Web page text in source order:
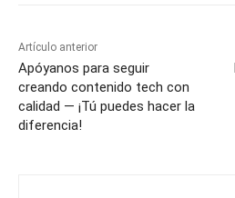
Artículo anterior
Apóyanos para seguir
creando contenido tech con
calidad — ¡Tú puedes hacer la
diferencia!